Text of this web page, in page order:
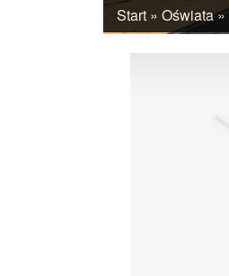
Start » Oświata»